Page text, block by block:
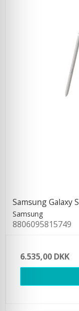
Samsung Galaxy
Samsung
8806095815749
6.535,00 DKK